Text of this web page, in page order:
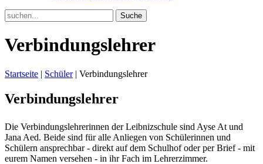
Search
for:
Verbindungslehrer
Startseite | Schüler| Verbindungslehrer
Verbindungslehrer
Die Verbindungslehrerinnen der Leibnizschule sind Ayse At und
Jana Aed. Beide sind für alle Anliegen von Schülerinnen und
Schülern ansprechbar - direkt auf dem Schulhof oder per Brief - mit
eurem Namen versehen - in ihr Fach im Lehrerzimmer.